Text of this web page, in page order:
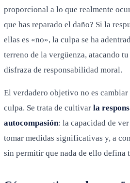
proporcional a lo que realmente
que has reparado el daño? Si la
ellas es «no», la culpa se ha
terreno de la vergüenza, atacando
disfraza de responsabilidad moral.
El verdadero objetivo no es
culpa. Se trata de cultivar la
autocompasión: la capacidad de
tomar medidas significativas y, a
sin permitir que nada de ello defina